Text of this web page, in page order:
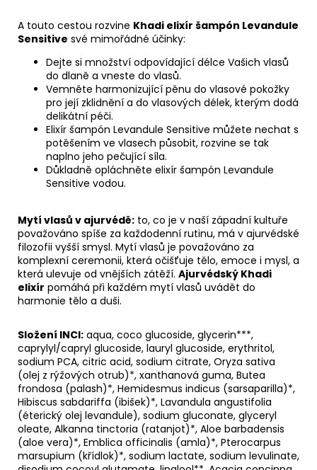
A touto cestou rozvine Khadi elixír šampón Levandule
Sensitive své mimořádné účinky:
Dejte si množství odpovídající délce Vašich vlasů
do dlaně a vneste do vlasů.
Vemněte harmonizující pěnu do vlasové pokožky
pro její zklidnění a do vlasových délek, kterým dodá
delikátní péči.
Elixír šampón Levandule Sensitive můžete nechat s
potěšením ve vlasech působit, rozvine se tak
naplno jeho pečující síla.
Důkladně opláchněte elixír šampón Levandule
Sensitive vodou.
Mytí vlasů v ajurvédě: to, co je v naší západní kultuře
považováno spíše za každodenní rutinu, má v ajurvédské
filozofii vyšší smysl. Mytí vlasů je považováno za
komplexní ceremonii, která očišťuje tělo, emoce i mysl, a
která ulevuje od vnějších zátěží. Ajurvédský Khadi
elixír pomáhá při každém mytí vlasů uvádět do
harmonie tělo a duši.
Složení INCI: aqua, coco glucoside, glycerin***,
caprylyl/capryl glucoside, lauryl glucoside, erythritol,
sodium PCA, citric acid, sodium citrate, Oryza sativa
(olej z rýžových otrub)*, xanthanová guma, Butea
frondosa (palash)*, Hemidesmus indicus (sarsaparilla)*,
Hibiscus sabdariffa (ibišek)*, Lavandula angustifolia
(éterický olej levandule), sodium gluconate, glyceryl
oleate, Alkanna tinctoria (ratanjot)*, Aloe barbadensis
(aloe vera)*, Emblica officinalis (amla)*, Pterocarpus
marsupium (křídlok)*, sodium lactate, sodium levulinate,